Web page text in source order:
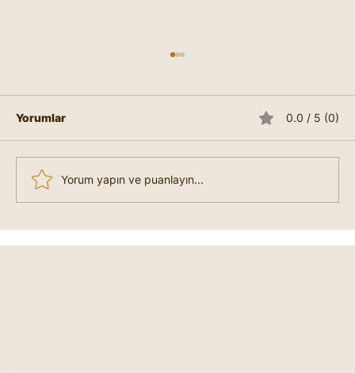
Yorumlar 0.0 / 5 (0)
Yorum yapın ve puanlayın...